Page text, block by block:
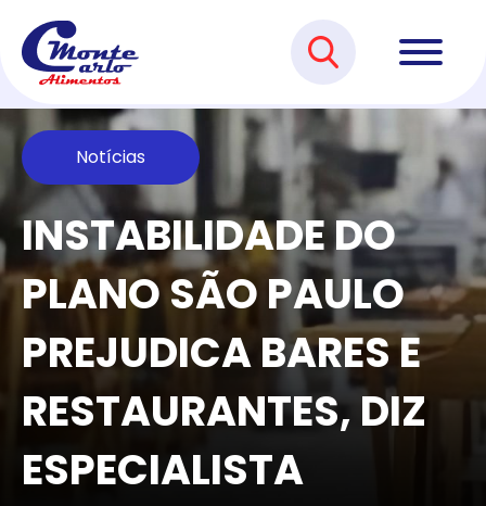
Notícias
INSTABILIDADE DO
PLANO SÃO PAULO
PREJUDICA BARES E
RESTAURANTES, DIZ
ESPECIALISTA